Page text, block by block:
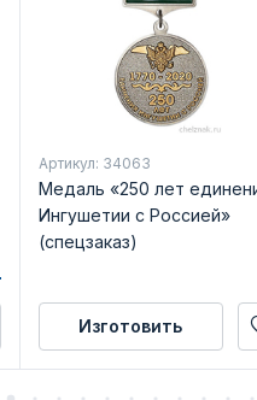
Артикул: 34063
Медаль «250 лет
Ингушетии с Россией»
(спецзаказ)
Изготовить